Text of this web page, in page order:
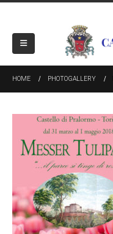
HOME PHOTOGALLERY